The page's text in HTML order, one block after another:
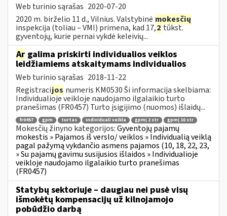
Web turinio sąrašas 2020-07-20
2020 m. birželio 11 d., Vilnius. Valstybinė mokesčių
inspekcija (toliau – VMI) primena, kad 17,2tūkst.
gyventojų, kurie pernai vykdė keleivių...
Ar galima priskirti individualios veiklos
leidžiamiems atskaitymams individualios
Web turinio sąrašas 2018-11-22
Registracijos numeris KM0530 Ši informacija skelbiama:
Individualioje veikloje naudojamo ilgalaikio turto
pranešimas (FR0457) Turto įsigijimo (nuomos) išlaidų...
fr0457 gpm turtas individuali veikla gpmį 2 str gpmį 10 str
Mokesčių žinyno kategorijos:Gyventojų pajamų
mokestis » Pajamos iš verslo/ veiklos » Individualią veiklą
pagal pažymą vykdančio asmens pajamos (10, 18, 22, 23,
» Su pajamų gavimu susijusios išlaidos » Individualioje
veikloje naudojamo ilgalaikio turto pranešimas
(FR0457)
Statybų sektoriuje – daugiau nei pusė visų
išmokėtų kompensacijų už kilnojamojo
pobūdžio darbą